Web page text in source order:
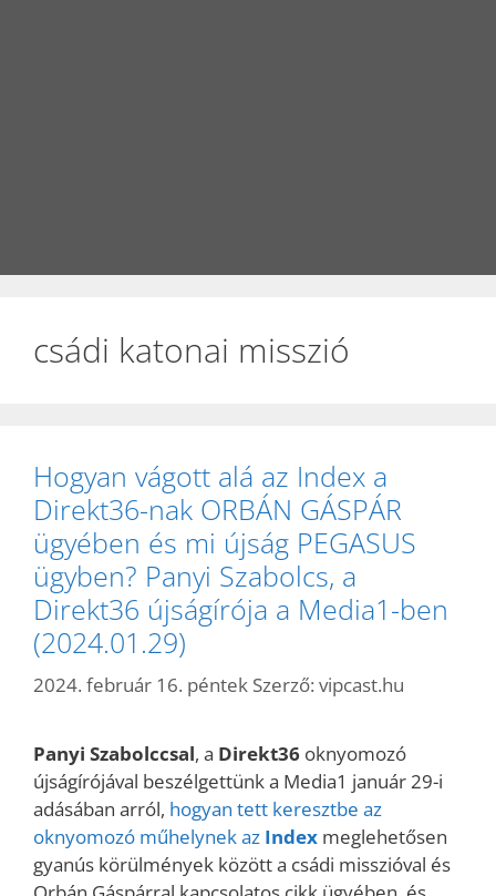
csádi katonai misszió
Hogyan vágott alá az Index a
Direkt36-nak ORBÁN GÁSPÁR
ügyében és mi újság PEGASUS
ügyben? Panyi Szabolcs, a
Direkt36 újságírója a Media1-ben
(2024.01.29)
2024. február 16. péntek Szerző: vipcast.hu
Panyi Szabolccsal, a Direkt36 oknyomozó
újságírójával beszélgettünk a Media1 január 29-i
adásában arról, hogyan tett keresztbe az
oknyomozó műhelynek az Index meglehetősen
gyanús körülmények között a csádi misszióval és